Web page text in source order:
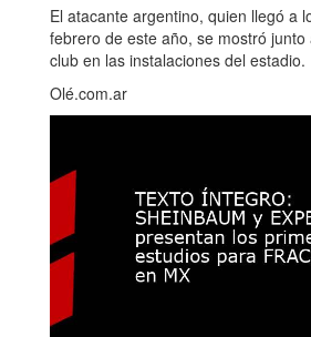
El atacante argentino, quien llegó a
febrero de este año, se mostró junto
club en las instalaciones del estadio.
Olé.com.ar